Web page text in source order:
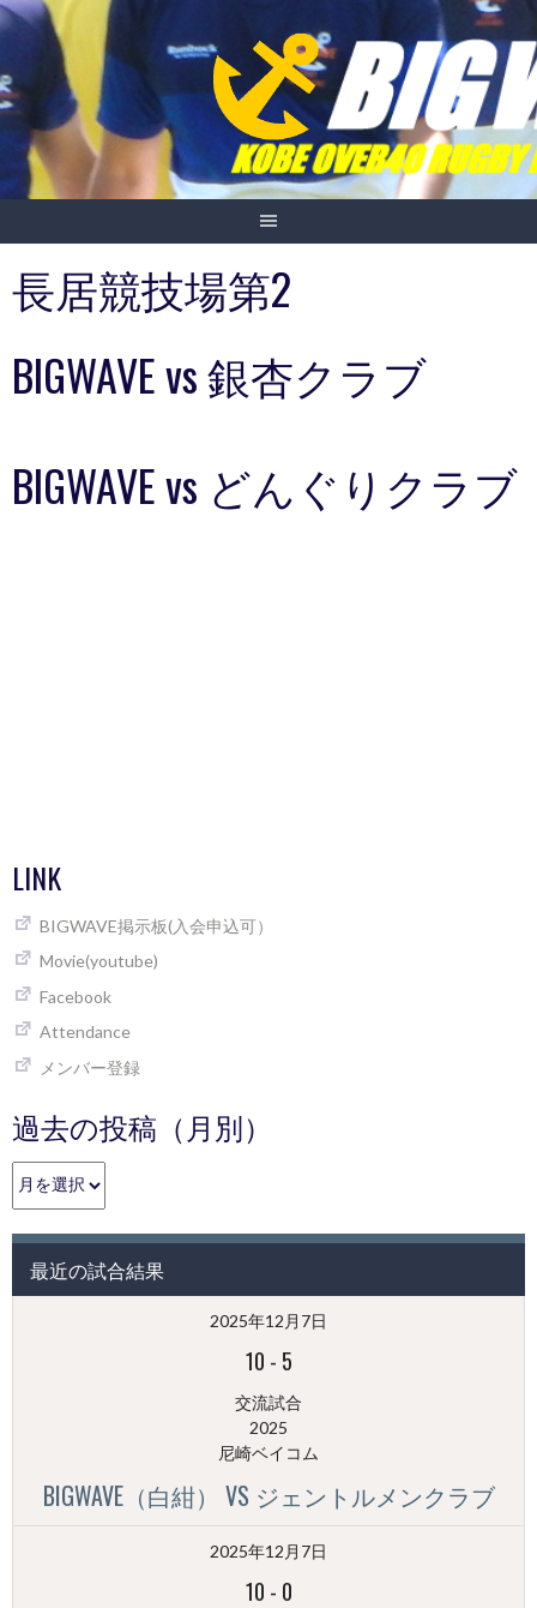
Skip
content
長居競技場第2
BIGWAVE vs 銀杏クラブ
BIGWAVE vs どんぐりクラブ
LINK
BIGWAVE掲示板(入会申込可）
Movie(youtube)
Facebook
Attendance
メンバー登録
過去の投稿（月別）
過
去
投
（月
最近の試合結果
2025年12月7日
10 - 5
交流試合
2025
尼崎ベイコム
BIGWAVE（白紺） VS ジェントルメンクラブ
2025年12月7日
10 - 0